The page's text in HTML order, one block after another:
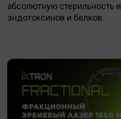
абсолютную стерильность
эндотоксинов и белков.